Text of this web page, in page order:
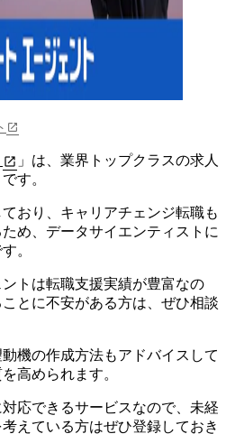
」は、 業界トップクラスの求人
です。
おり、キャリアチェンジ転職も
め、データサイエンティストに
。
トは転職支援実績が豊富なの
とに不安がある方は、ぜひ相談
機の作成方法もアドバイスして
高められます。
応できるサービスなので、未経
えている方はぜひ登録しておき